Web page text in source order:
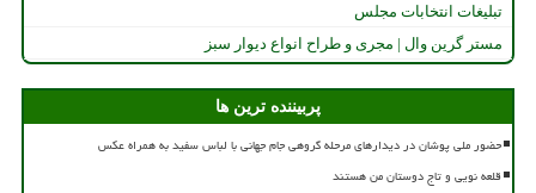
تبلیغات انتخابات مجلس
مستر گرین وال | مجری و طراح انواع دیوار سبز
پربیننده ترین ها
حضور ملی پوشان در دیدارهای مرحله گروهی جام جهانی با لباس سفید به همراه عکس
قلعه نویی و تاج دوستان من هستند